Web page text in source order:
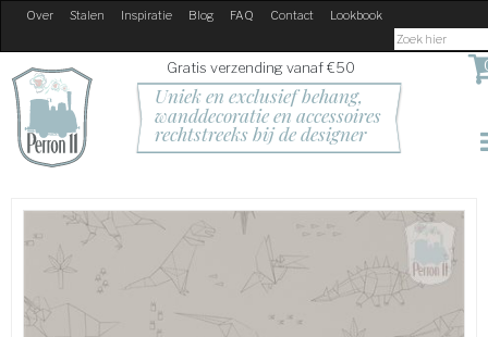
Over Stalen Inspiratie Blog FAQ Contact Lookbook
Gratis verzending vanaf €50
Uniek en exclusief behang,
wanddecoratie en accessoires
rechtstreeks bij de designer